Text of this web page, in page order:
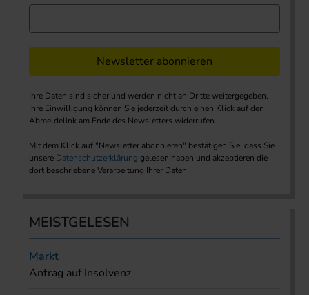
Newsletter abonnieren
Ihre Daten sind sicher und werden nicht an Dritte weitergegeben.
Ihre Einwilligung können Sie jederzeit durch einen Klick auf den
Abmeldelink am Ende des Newsletters widerrufen.
Mit dem Klick auf "Newsletter abonnieren" bestätigen Sie, dass Sie
unsere Datenschutzerklärung gelesen haben und akzeptieren die
dort beschriebene Verarbeitung Ihrer Daten.
MEISTGELESEN
Markt
Antrag auf Insolvenz